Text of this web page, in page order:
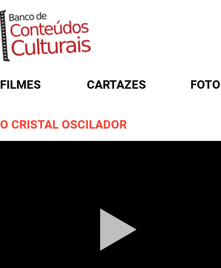
FILMES CARTAZES
O CRISTAL OSCILADOR